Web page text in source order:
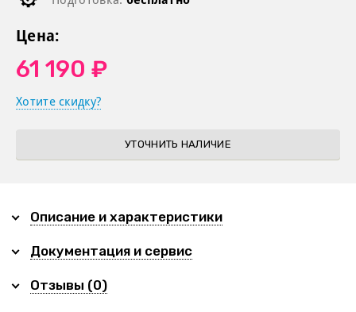
Цена:
61 190 ₽
Хотите скидку?
УТОЧНИТЬ НАЛИЧИЕ
Описание и характеристики
Документация и сервис
Отзывы (0)